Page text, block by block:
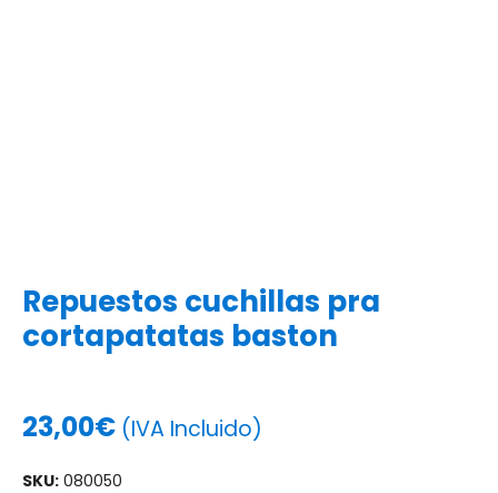
Repuestos cuchillas pra
cortapatatas baston
23,00€ (IVA Incluido)
SKU: 080050